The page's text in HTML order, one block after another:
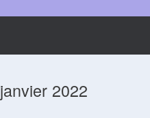
janvier 2022